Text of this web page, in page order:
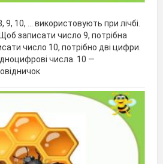
9, 10, ... використовують при лічбі.
записати число 9, потрібна
число 10, потрібно дві цифри.
числа. 10 —